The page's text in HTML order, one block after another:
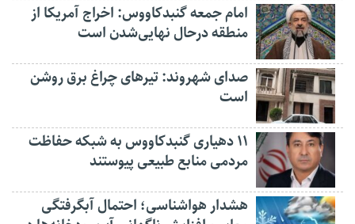
امام جمعه گنبدکاووس: اخراج آمریکا از
منطقه درحال نهایی‌شدن است
صدای شهروند: تیرهای چراغ برق روشن
است
۱۱ دهیاری گنبدکاووس به شبکه حفاظت
مردمی منابع طبیعی پیوستند
هشدار هواشناسی؛ احتمال آبگرفتگی